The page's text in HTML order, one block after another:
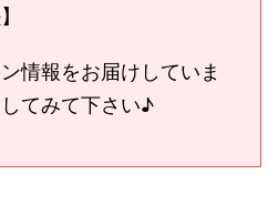
】
情報をお届けしていま
てみて下さい♪